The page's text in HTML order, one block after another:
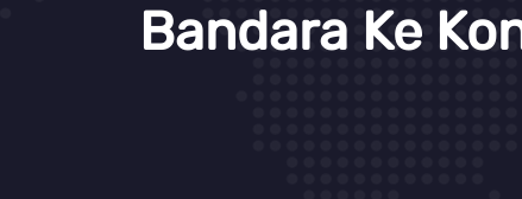
Bandara Ke